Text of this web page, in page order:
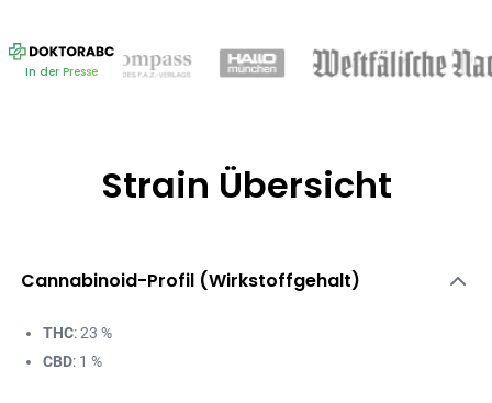
In der Presse
Strain Übersicht
Cannabinoid-Profil (Wirkstoffgehalt)
THC: 23 %
CBD: 1 %